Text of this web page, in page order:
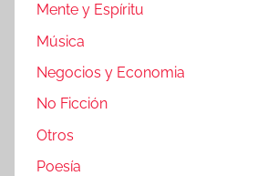
Mente y Espíritu
Música
Negocios y Economia
No Ficción
Otros
Poesía